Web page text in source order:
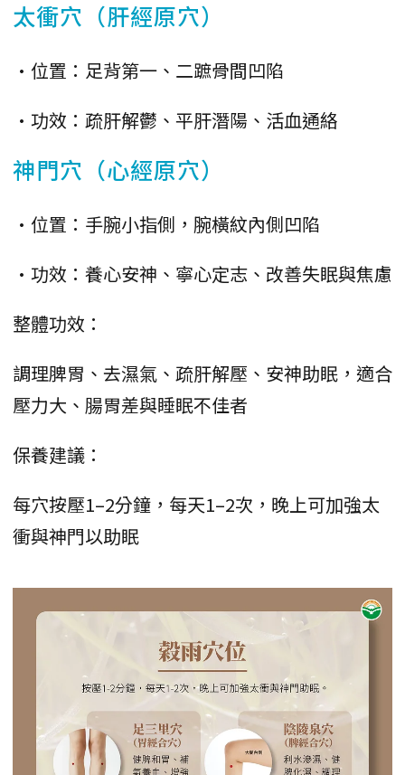
太衝穴（肝經原穴）
•位置：足背第一、二蹠骨間凹陷
•功效：疏肝解鬱、平肝潛陽、活血通絡
神門穴（心經原穴）
•位置：手腕小指側，腕橫紋內側凹陷
•功效：養心安神、寧心定志、改善失眠與焦慮
整體功效：
調理脾胃、去濕氣、疏肝解壓、安神助眠，適合
壓力大、腸胃差與睡眠不佳者
保養建議：
每穴按壓1–2分鐘，每天1–2次，晚上可加強太
衝與神門以助眠